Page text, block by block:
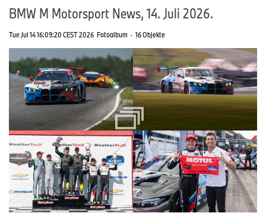
BMW M Motorsport News, 14. Juli 2026.
Tue Jul 14 16:09:20 CEST 2026 Fotoalbum · 16 Objekte